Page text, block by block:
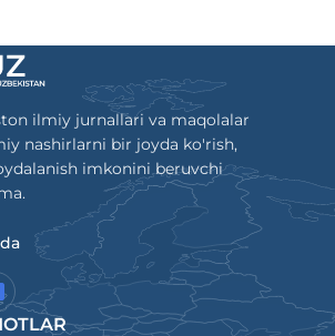
ilmiy jurnallari va maqolalar
nashirlarni bir joyda ko'rish,
imkonini beruvchi